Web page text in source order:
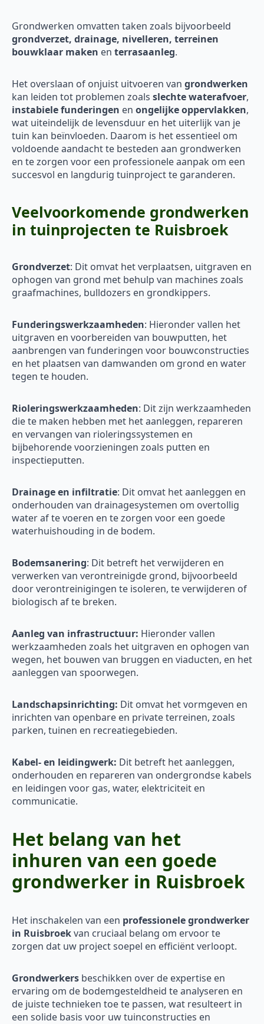
Grondwerken omvatten taken zoals bijvoorbeeld
grondverzet, drainage, nivelleren, terreinen
bouwklaar maken en terrasaanleg.
Het overslaan of onjuist uitvoeren van grondwerken
kan leiden tot problemen zoals slechte waterafvoer,
instabiele funderingen en ongelijke oppervlakken,
wat uiteindelijk de levensduur en het uiterlijk van je
tuin kan beïnvloeden. Daarom is het essentieel om
voldoende aandacht te besteden aan grondwerken
en te zorgen voor een professionele aanpak om een
succesvol en langdurig tuinproject te garanderen.
Veelvoorkomende grondwerken
in tuinprojecten te Ruisbroek
Grondverzet: Dit omvat het verplaatsen, uitgraven en
ophogen van grond met behulp van machines zoals
graafmachines, bulldozers en grondkippers.
Funderingswerkzaamheden: Hieronder vallen het
uitgraven en voorbereiden van bouwputten, het
aanbrengen van funderingen voor bouwconstructies
en het plaatsen van damwanden om grond en water
tegen te houden.
Rioleringswerkzaamheden: Dit zijn werkzaamheden
die te maken hebben met het aanleggen, repareren
en vervangen van rioleringssystemen en
bijbehorende voorzieningen zoals putten en
inspectieputten.
Drainage en infiltratie: Dit omvat het aanleggen en
onderhouden van drainagesystemen om overtollig
water af te voeren en te zorgen voor een goede
waterhuishouding in de bodem.
Bodemsanering: Dit betreft het verwijderen en
verwerken van verontreinigde grond, bijvoorbeeld
door verontreinigingen te isoleren, te verwijderen of
biologisch af te breken.
Aanleg van infrastructuur: Hieronder vallen
werkzaamheden zoals het uitgraven en ophogen van
wegen, het bouwen van bruggen en viaducten, en het
aanleggen van spoorwegen.
Landschapsinrichting: Dit omvat het vormgeven en
inrichten van openbare en private terreinen, zoals
parken, tuinen en recreatiegebieden.
Kabel- en leidingwerk: Dit betreft het aanleggen,
onderhouden en repareren van ondergrondse kabels
en leidingen voor gas, water, elektriciteit en
communicatie.
Het belang van het
inhuren van een goede
grondwerker in Ruisbroek
Het inschakelen van een professionele grondwerker
in Ruisbroekvan cruciaal belang om ervoor te
zorgen dat uw project soepel en efficiënt verloopt.
Grondwerkers beschikken over de expertise en
ervaring om de bodemgesteldheid te analyseren en
de juiste technieken toe te passen, wat resulteert in
een solide basis voor uw tuinconstructies en